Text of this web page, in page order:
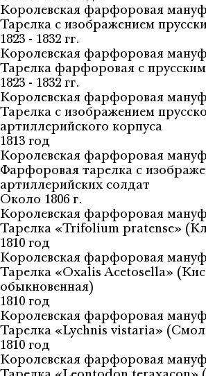
Королевская фарфоровая
Тарелка с изображением
1823 - 1832 гг.
Королевская фарфоровая
Тарелка фарфоровая с
1823 - 1832 гг.
Королевская фарфоровая
Тарелка с изображением
артиллерийского корпуса
1813 год
Королевская фарфоровая
Фарфоровая тарелка с
артиллерийских солдат
Около 1806 г.
Королевская фарфоровая
Тарелка «Trifolium pratense»
1810 год
Королевская фарфоровая
Тарелка «Oxalis Acetosella»
обыкновенная)
1810 год
Королевская фарфоровая
Тарелка «Lychnis vistaria»
1810 год
Королевская фарфоровая